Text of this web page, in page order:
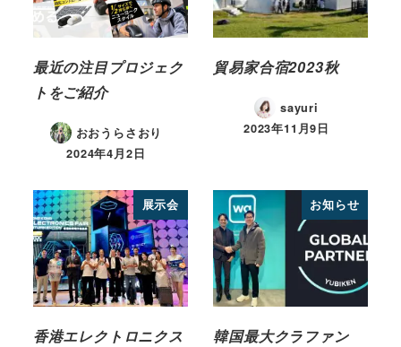
最近の注目プロジェク
トをご紹介
おおうらさおり
2024年4月2日
貿易家合宿2023秋
sayuri
2023年11月9日
展示会
香港エレクトロニクス
お知らせ
韓国最大クラファン